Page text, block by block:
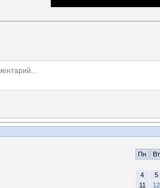
Пн Вт
4
5
11
12